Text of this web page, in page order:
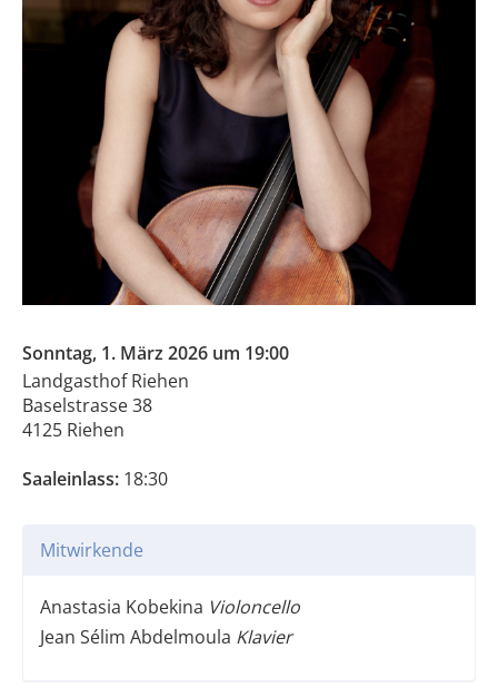
Sonntag, 1. März 2026 um 19:00
Landgasthof Riehen
Baselstrasse 38
4125 Riehen
Saaleinlass: 18:30
Mitwirkende
Anastasia Kobekina Violoncello
Jean Sélim Abdelmoula Klavier